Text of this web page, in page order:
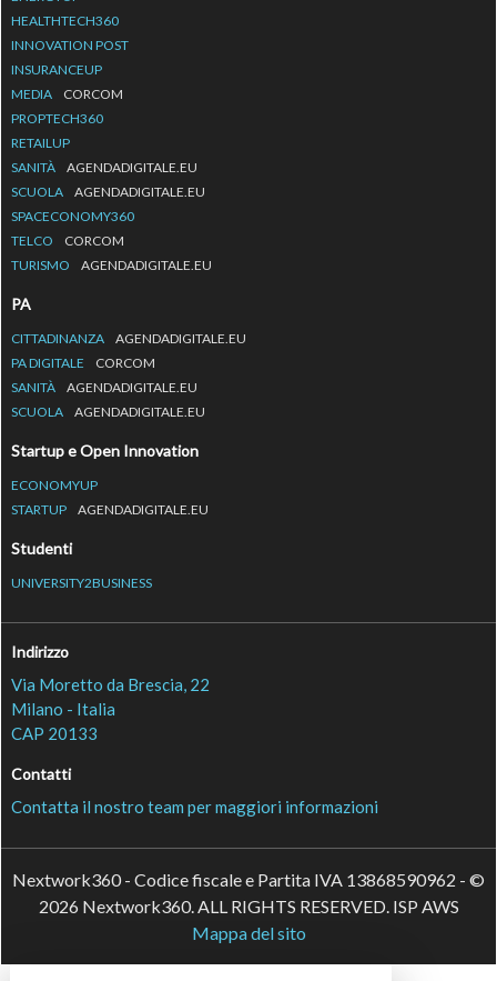
HEALTHTECH360
INNOVATION POST
INSURANCEUP
MEDIA
CORCOM
PROPTECH360
RETAILUP
SANITÀ
AGENDADIGITALE.EU
SCUOLA
AGENDADIGITALE.EU
SPACECONOMY360
TELCO
CORCOM
TURISMO
AGENDADIGITALE.EU
PA
CITTADINANZA
AGENDADIGITALE.EU
PA DIGITALE
CORCOM
SANITÀ
AGENDADIGITALE.EU
SCUOLA
AGENDADIGITALE.EU
Startup e Open Innovation
ECONOMYUP
STARTUP
AGENDADIGITALE.EU
Studenti
UNIVERSITY2BUSINESS
Indirizzo
Via Moretto da Brescia, 22
Milano - Italia
CAP 20133
Contatti
Contatta il nostro team per maggiori informazioni
Nextwork360 - Codice fiscale e Partita IVA 13868590962 - ©
2026 Nextwork360. ALL RIGHTS RESERVED. ISP AWS
Mappa del sito